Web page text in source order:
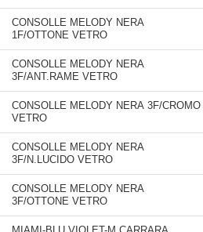
CONSOLLE MELODY NERA
1F/OTTONE VETRO
CONSOLLE MELODY NERA
3F/ANT.RAME VETRO
CONSOLLE MELODY NERA 3F/CROMO
VETRO
CONSOLLE MELODY NERA
3F/N.LUCIDO VETRO
CONSOLLE MELODY NERA
3F/OTTONE VETRO